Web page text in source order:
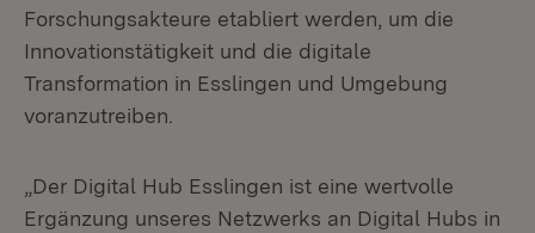
Forschungsakteure etabliert werden, um die
Innovationstätigkeit und die digitale
Transformation in Esslingen und Umgebung
voranzutreiben.
„Der Digital Hub Esslingen ist eine wertvolle
Ergänzung unseres Netzwerks an Digital Hubs in